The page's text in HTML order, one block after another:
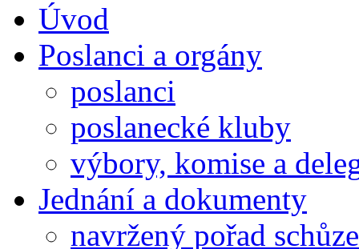
Úvod
Poslanci a orgány
poslanci
poslanecké kluby
výbory, komise a
Jednání a dokumenty
navržený pořad schůze